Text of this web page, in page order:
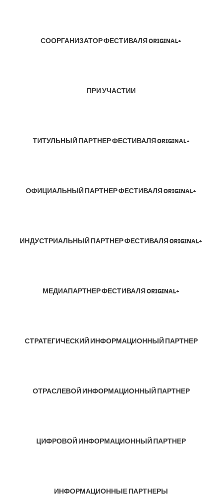
СООРГАНИЗАТОР ФЕСТИВАЛЯ ORIGINAL+
ПРИ УЧАСТИИ
ТИТУЛЬНЫЙ ПАРТНЕР ФЕСТИВАЛЯ ORIGINAL+
ОФИЦИАЛЬНЫЙ ПАРТНЕР ФЕСТИВАЛЯ ORIGINAL+
ИНДУСТРИАЛЬНЫЙ ПАРТНЕР ФЕСТИВАЛЯ ORIGINAL+
МЕДИАПАРТНЕР ФЕСТИВАЛЯ ORIGINAL+
СТРАТЕГИЧЕСКИЙ ИНФОРМАЦИОННЫЙ ПАРТНЕР
ОТРАСЛЕВОЙ ИНФОРМАЦИОННЫЙ ПАРТНЕР
ЦИФРОВОЙ ИНФОРМАЦИОННЫЙ ПАРТНЕР
ИНФОРМАЦИОННЫЕ ПАРТНЕРЫ